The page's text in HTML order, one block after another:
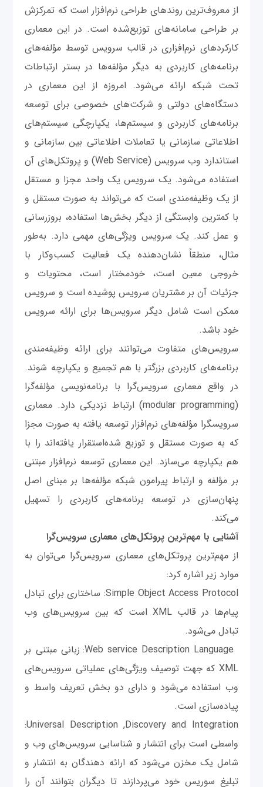
از معروف‌ترین روندهای طراحی نرم‌افزار است که تمرکزش
بر طراحی سامانه‌های توزیع‌شده است. در این معماری
کارکردهای نرم‌افزاری در قالب سرویس توسط مؤلفه‌های
برنامه‌های کاربردی به دیگر مؤلفه‌ها در بستر ارتباطات
تحت شبکه ارائه می‌شود. امروزه از این معماری در
دستگاه‌های دولتی و شرکت‌های خصوصی برای توسعه
برنامه‌های کاربردی و سیستم‌ها، یکپارچگی سیستم‌های
اطلاعاتی سازمانی یا تعاملات اطلاعاتی بین سازمانی و
استاندارد وب سرویس (Web Service) و پروتکل‌های آن
استفاده می‌شود. یک سرویس یک واحد مجزا و مستقل
از یک وظیفه‌مندی است که می‌تواند به صورت مستقل و
با کمترین وابستگی از دیگر بخش‌ها استفاده، بروزرسانی
و عمل کند. یک سرویس ویژگی‌های مهمی دارد. به‌طور
مثال، منطقاً نشان‌دهنده یک فعالیت کسب‌وکار با
خروجی معین است، خودمختار است، محتویات و
جزئیات آن بر مشتریان سرویس پوشیده است و سرویس
ممکن است شامل دیگر سرویس‌ها برای ارائه سرویس
خود باشد.
سرویس‌های متفاوت می‌توانند برای ارائه وظیفه‌مندی
برنامه‌های کاربردی بزرگتر با هم تجمیع و یکپارچه شوند.
در واقع معماری سرویس‌گرا با برنامه‌نویسی مؤلفه‌گرا
(modular programming) ارتباط نزدیکی دارد. معماری
سرویسگرا مؤلفه‌های نرم‌افزار توسعه یافته به صورت مجزا
که به صورت مستقل و توزیع شده‌استقرار یافته‌اند را با
هم یکپارچه می‌سازد. این معماری توسعه نرم‌افزار مبتنی
بر مؤلفه و ارتباط پیرامون شبکه مؤلفه‌ها بر مبنای اصل
پنهان‌سازی در توسعه برنامه‌های کاربردی را تسهیل
می‌کند.
آشنایی با مهم‌ترین پروتکل‌های معماری سرویس‌گرا
از مهم‌ترین پروتکل‌های معماری سرویس‌گرا می‌توان به
موارد زیر اشاره کرد:
Simple Object Access Protocol: ساختاری برای تبادل
پیام‌ها در قالب XML است که بین سرویس‌های وب
تبادل می‌شود.
Web service Description Language: زبانی مبتنی بر
XML که جهت توصیف ویژگی‌های عملیاتی سرویس‌های
وب استفاده می‌شود و دارای دو بخش تعریف واسط و
پیاده‌سازی است.
Universal Description ,Discovery and Integration:
واسطی است برای انتشار و شناسایی سرویس‌های وب و
شامل یک مخزن می‌شود که ارائه دهندگان به انتشار و
تبلیغ سوریس خود می‌پردازند تا دیگران بتوانند آن را